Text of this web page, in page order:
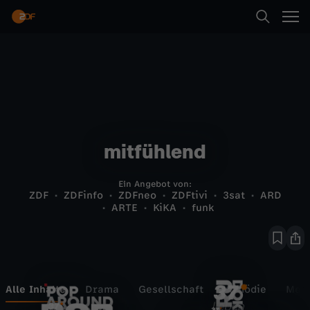
Kinder
mitfühlend
Ein Angebot von:
ZDF ZDFinfo ZDFneo ZDFtivi 3sat
ARD
ARTE
KiKA funk
Alle Inhalte Drama Gesellschaft Komödie